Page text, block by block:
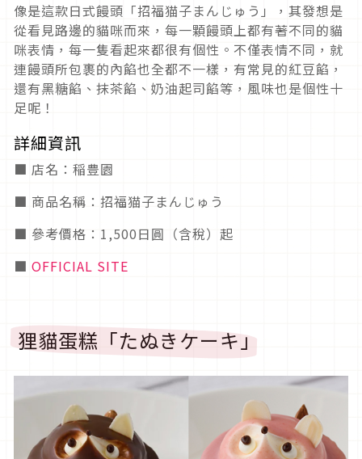
像是這款日式饅頭「招福猫子まんじゅう」，其發想是
從看見路邊的貓咪而來，每一顆饅頭上都有著不同的貓
咪表情，每一隻看起來都很有個性。不僅表情不同，就
連饅頭所包裹的內餡也全都不一樣，有常見的紅豆餡，
還有黑糖餡、抹茶餡、奶油起司餡等，風味也是個性十
足呢！
詳細資訊
■ 店名：稲豊園
■ 商品名稱：招福猫子まんじゅう
■ 參考價格：1,500日圓（含稅）起
■ OFFICIAL SITE
狸貓蛋糕「たぬきケーキ」